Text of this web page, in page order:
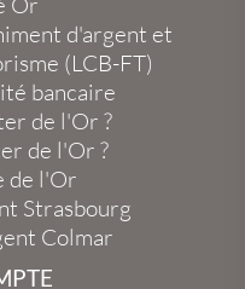
d'argent et
(LCB-FT)
bancaire
de l'Or ?
de l'Or ?
de l'Or
Strasbourg
Colmar